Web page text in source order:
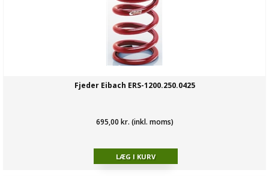
Fjeder Eibach ERS-1200.250.0425
695,00 kr. (inkl. moms)